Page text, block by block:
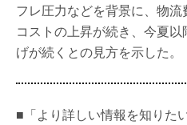
フレ圧力などを背景に、物
コストの上昇が続き、今夏
げが続くとの見方を示した。
■「より詳しい情報を知りた